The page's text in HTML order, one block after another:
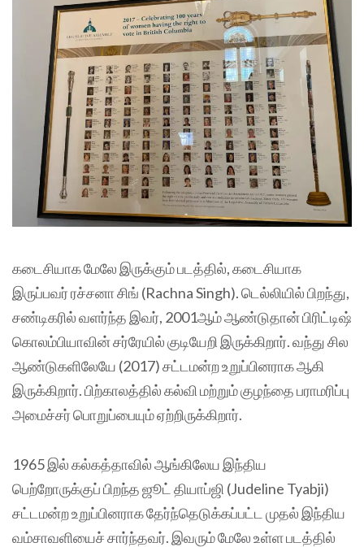
கடைசியாக மேலே இருக்கும் படத்தில், கடைசியாக
இருப்பவர் ரச்சனா சிங் (Rachna Singh). டெல்லியில் பிறந்து,
சண்டிகரில் வளர்ந்த இவர், 2001ஆம் ஆண்டுதான் பிரிட்டிஷ்
கொலம்பியாவின் சர்ரேயில் குடியேறி இருக்கிறார். வந்து சில
ஆண்டுகளிலேயே (2017) சட்டமன்ற உறுப்பினராக ஆகி
இருக்கிறார். பிற்காலத்தில் கல்வி மற்றும் குழந்தை பராமரிப்பு
அமைச்சர் பொறுப்பையும் ஏற்றிருக்கிறார்.
1965 இல் கல்கத்தாவில் ஆங்கிலேய இந்திய
பெற்றோருக்குப் பிறந்த ஜூட் தியாப்ஜி (Judeline Tyabji)
சட்டமன்ற உறுப்பினராக தேர்ந்தெடுக்கப்பட்ட முதல் இந்திய
வம்சாவளியைச் சார்ந்தவர். இவரும் மேலே உள்ள படத்தில்